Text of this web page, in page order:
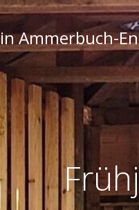
Ammerbuch-